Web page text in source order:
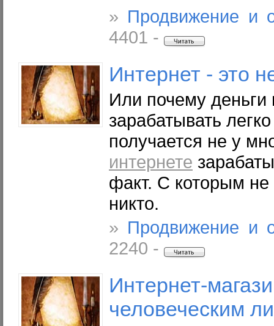
» Продвижение и
4401 -
Интернет - это
Или почему
зарабатывать
получается не у
интернете
факт. С которым не
никто.
» Продвижение и
2240 -
Интернет-
человеческим